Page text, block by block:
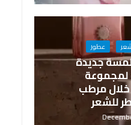
عطور
جديدة
لمجموعة
مرطب
للشعر